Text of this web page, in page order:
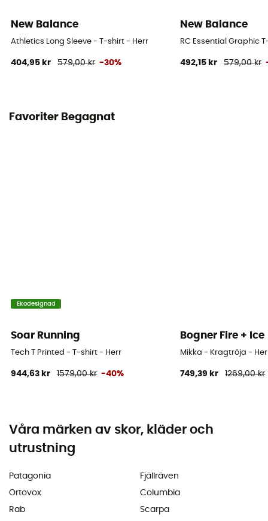
New Balance
Athletics Long Sleeve - T-shirt - Herr
404,95 kr 579,00 kr -30%
New Balance
RC Essential Graphic
492,15 kr 579,00 kr
Favoriter Begagnat
Ekodesignad
Soar Running
Tech T Printed - T-shirt - Herr
944,63 kr 1579,00 kr -40%
Bogner Fire + Ice
Mikka - Kragtröja -
749,39 kr 1269,00 kr
Våra märken av skor, kläder och
utrustning
Patagonia
Ortovox
Rab
Fjällräven
Columbia
Scarpa